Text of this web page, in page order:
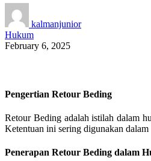
kalmanjunior
Hukum
February 6, 2025
Pengertian Retour Beding
Retour Beding adalah istilah dalam
Ketentuan ini sering digunakan
Penerapan Retour Beding dalam